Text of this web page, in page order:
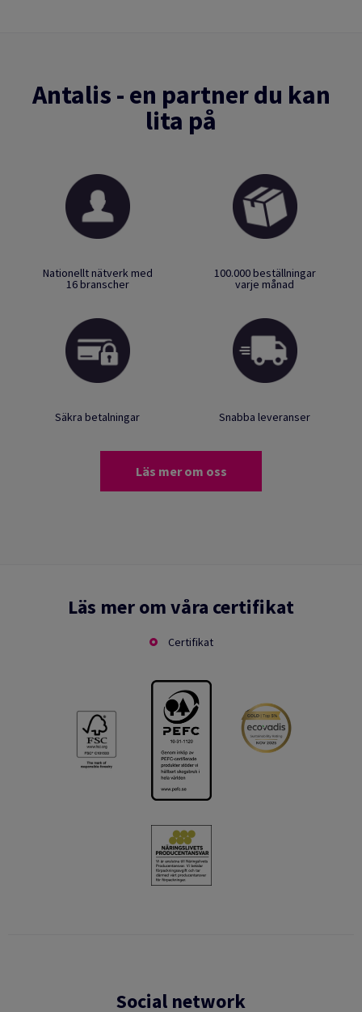
Antalis - en partner du kan
lita på
Nationellt nätverk med
16 branscher
100.000 beställningar
varje månad
Säkra betalningar Snabba leveranser
Läs mer om oss
Läs mer om våra certifikat
Certifikat
Social network